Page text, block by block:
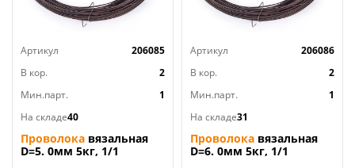
Артикул
206085
В кор.
2
Мин.парт.
1
На складе40
Проволока вязальная
D=5. 0мм 5кг, 1/1
Артикул
206086
В кор.
2
Мин.парт.
1
На складе31
Проволока вязальная
D=6. 0мм 5кг, 1/1